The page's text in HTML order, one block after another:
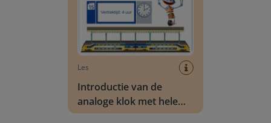
Les
Introductie van de
analoge klok met hele
uren